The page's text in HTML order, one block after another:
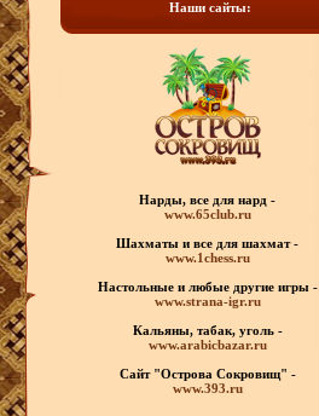
Наши сайты:
Нарды, все для нард -
www.65club.ru
Шахматы и все для шахмат -
www.1chess.ru
Настольные и любые другие игры -
www.strana-igr.ru
Кальяны, табак, уголь -
www.arabicbazar.ru
Сайт "Острова Сокровищ" -
www.393.ru